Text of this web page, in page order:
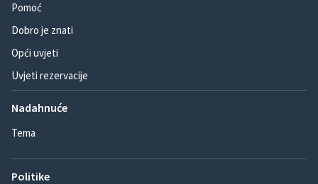
Pomoć
Dobro je znati
Opći uvjeti
Uvjeti rezervacije
Nadahnuće
Tema
Politike